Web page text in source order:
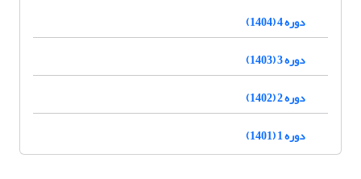
دوره 4 (1404)
دوره 3 (1403)
دوره 2 (1402)
دوره 1 (1401)